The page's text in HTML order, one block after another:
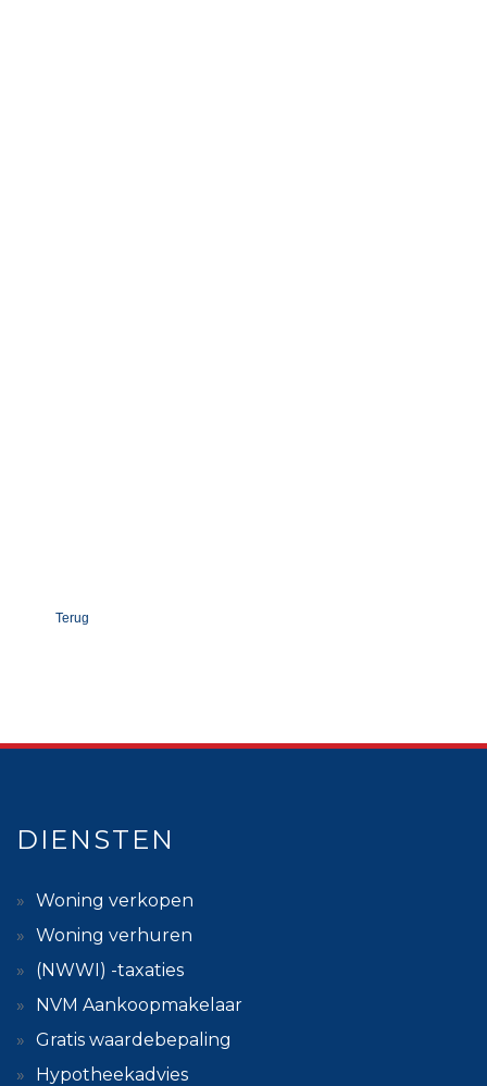
Terug
DIENSTEN
Woning verkopen
Woning verhuren
(NWWI) -taxaties
NVM Aankoopmakelaar
Gratis waardebepaling
Hypotheekadvies